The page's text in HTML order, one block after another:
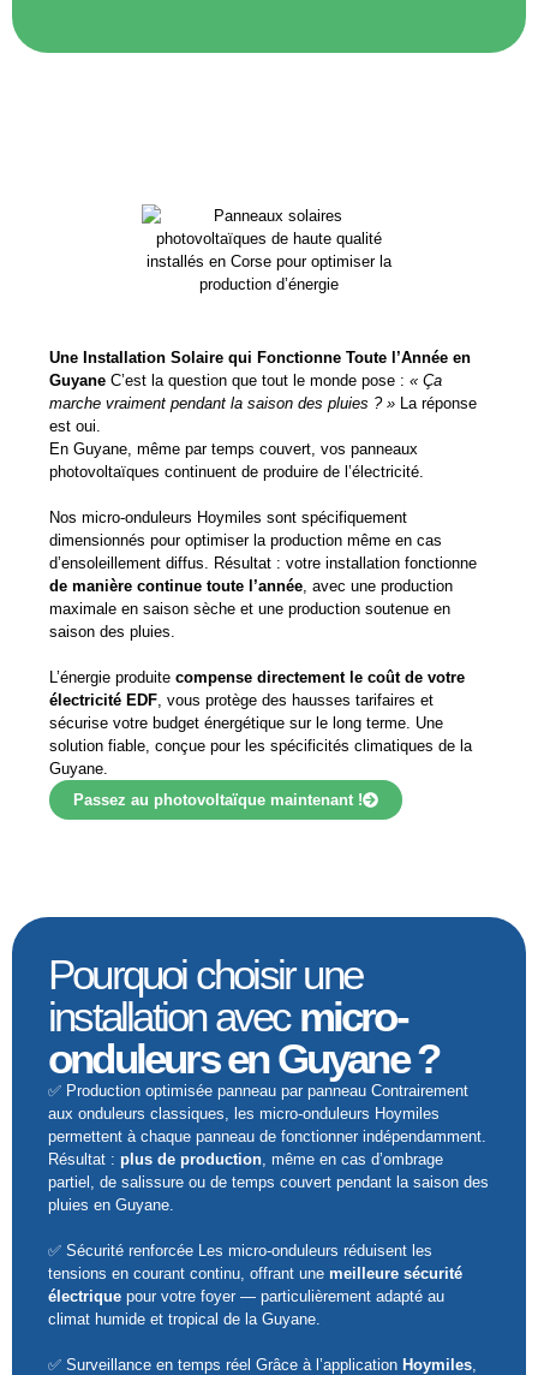
Une Installation Solaire qui Fonctionne Toute l’Année en
Guyane C’est la question que tout le monde pose : « Ça
marche vraiment pendant la saison des pluies ? » La réponse
est oui.
En Guyane, même par temps couvert, vos panneaux
photovoltaïques continuent de produire de l’électricité.
Nos micro-onduleurs Hoymiles sont spécifiquement
dimensionnés pour optimiser la production même en cas
d’ensoleillement diffus. Résultat : votre installation fonctionne
de manière continue toute l’année, avec une production
maximale en saison sèche et une production soutenue en
saison des pluies.
L’énergie produite compense directement le coût de votre
électricité EDF, vous protège des hausses tarifaires et
sécurise votre budget énergétique sur le long terme. Une
solution fiable, conçue pour les spécificités climatiques de la
Guyane.
Passez au photovoltaïque maintenant !
Pourquoi choisir une
installation avec micro-
onduleurs en Guyane ?
✅ Production optimisée panneau par panneau Contrairement
aux onduleurs classiques, les micro-onduleurs Hoymiles
permettent à chaque panneau de fonctionner indépendamment.
Résultat : plus de production, même en cas d’ombrage
partiel, de salissure ou de temps couvert pendant la saison des
pluies en Guyane.
✅ Sécurité renforcée Les micro-onduleurs réduisent les
tensions en courant continu, offrant une meilleure sécurité
électrique pour votre foyer — particulièrement adapté au
climat humide et tropical de la Guyane.
✅ Surveillance en temps réel Grâce à l’application Hoymiles,